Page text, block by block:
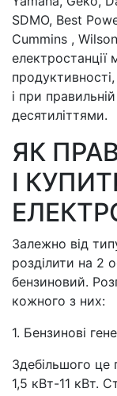
SDMO, Best
Cummins ,
і при
десятиліттями.
ЯК
І
Залежно від
розділити на 2
бензиновий.
кожного з них:
1. Бензинові
Здебільшого це
1,5 кВт-11 кВт.